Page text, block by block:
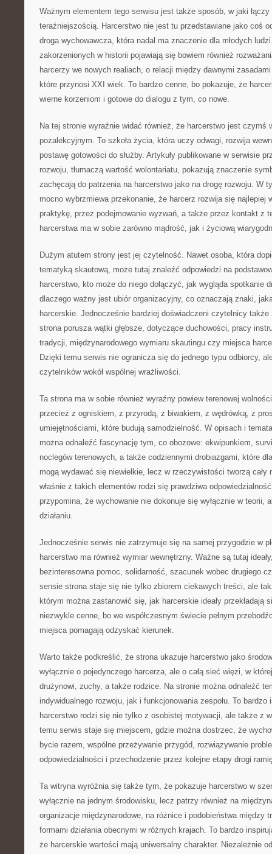
Ważnym elementem tego serwisu jest także sposób, w jaki
teraźniejszością. Harcerstwo nie jest tu przedstawiane jako coś
droga wychowawcza, która nadal ma znaczenie dla młodych
zakorzenionych w historii pojawiają się bowiem również
harcerzy we nowych realiach, o relacji między dawnymi
które przynosi XXI wiek. To bardzo cenne, bo pokazuje, że
wierne korzeniom i gotowe do dialogu z tym, co nowe.
Na tej stronie wyraźnie widać również, że harcerstwo jest czymś
pozalekcyjnym. To szkoła życia, która uczy odwagi, rozwija
postawę gotowości do służby. Artykuły publikowane w serwisie
rozwoju, tłumaczą wartość wolontariatu, pokazują znaczenie
zachęcają do patrzenia na harcerstwo jako na drogę rozwoju. W
mocno wybrzmiewa przekonanie, że harcerz rozwija się najlepiej
praktykę, przez podejmowanie wyzwań, a także przez kontakt z
harcerstwa ma w sobie zarówno mądrość, jak i życiową
Dużym atutem strony jest jej czytelność. Nawet osoba, która
tematyką skautową, może tutaj znaleźć odpowiedzi na
harcerstwo, kto może do niego dołączyć, jak wygląda spotkanie
dlaczego ważny jest ubiór organizacyjny, co oznaczają znaki,
harcerskie. Jednocześnie bardziej doświadczeni czytelnicy
strona porusza wątki głębsze, dotyczące duchowości, pracy
tradycji, międzynarodowego wymiaru skautingu czy miejsca
Dzięki temu serwis nie ogranicza się do jednego typu odbiorcy,
czytelników wokół wspólnej wrażliwości.
Ta strona ma w sobie również wyraźny powiew terenowej
przecież z ogniskiem, z przyrodą, z biwakiem, z wędrówką, z
umiejętnościami, które budują samodzielność. W opisach i
można odnaleźć fascynację tym, co obozowe: ekwipunkiem,
noclegów terenowych, a także codziennymi drobiazgami, które
mogą wydawać się niewielkie, lecz w rzeczywistości tworzą cały
właśnie z takich elementów rodzi się prawdziwa
przypomina, że wychowanie nie dokonuje się wyłącznie w teorii,
działaniu.
Jednocześnie serwis nie zatrzymuje się na samej przygodzie w
harcerstwo ma również wymiar wewnętrzny. Ważne są tutaj
bezinteresowna pomoc, solidarność, szacunek wobec drugiego
sensie strona staje się nie tylko zbiorem ciekawych treści, ale
którym można zastanowić się, jak harcerskie ideały przekładają
niezwykle cenne, bo we współczesnym świecie pełnym
miejsca pomagają odzyskać kierunek.
Warto także podkreślić, że strona ukazuje harcerstwo jako
wyłącznie o pojedynczego harcerza, ale o całą sieć więzi, w
drużynowi, zuchy, a także rodzice. Na stronie można odnaleźć
indywidualnego rozwoju, jak i funkcjonowania zespołu. To bardzo
harcerstwo rodzi się nie tylko z osobistej motywacji, ale także z
temu serwis staje się miejscem, gdzie można dostrzec, że
bycie razem, wspólne przeżywanie przygód, rozwiązywanie
odpowiedzialności i przechodzenie przez kolejne etapy drogi
Ta witryna wyróżnia się także tym, że pokazuje harcerstwo w
wyłącznie na jednym środowisku, lecz patrzy również na
organizacje międzynarodowe, na różnice i podobieństwa między
formami działania obecnymi w różnych krajach. To bardzo
że harcerskie wartości mają uniwersalny charakter. Niezależnie